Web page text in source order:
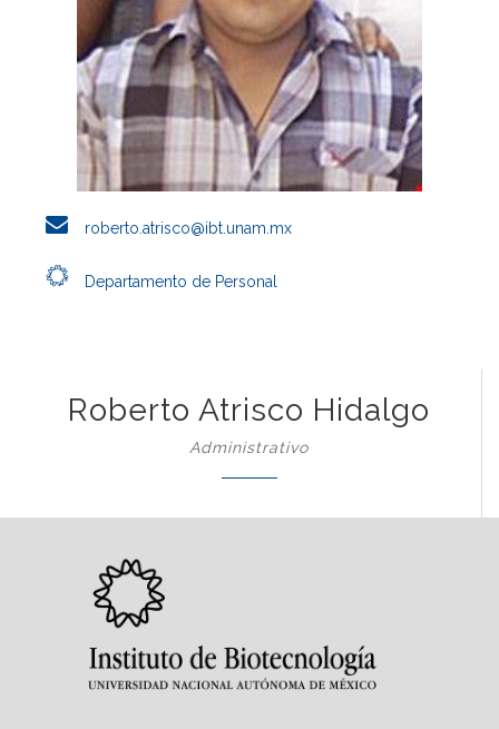
roberto.atrisco@ibt.unam.mx
Departamento de Personal
Roberto Atrisco Hidalgo
Administrativo